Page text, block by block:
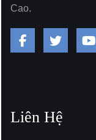
Cao.
Liên Hệ